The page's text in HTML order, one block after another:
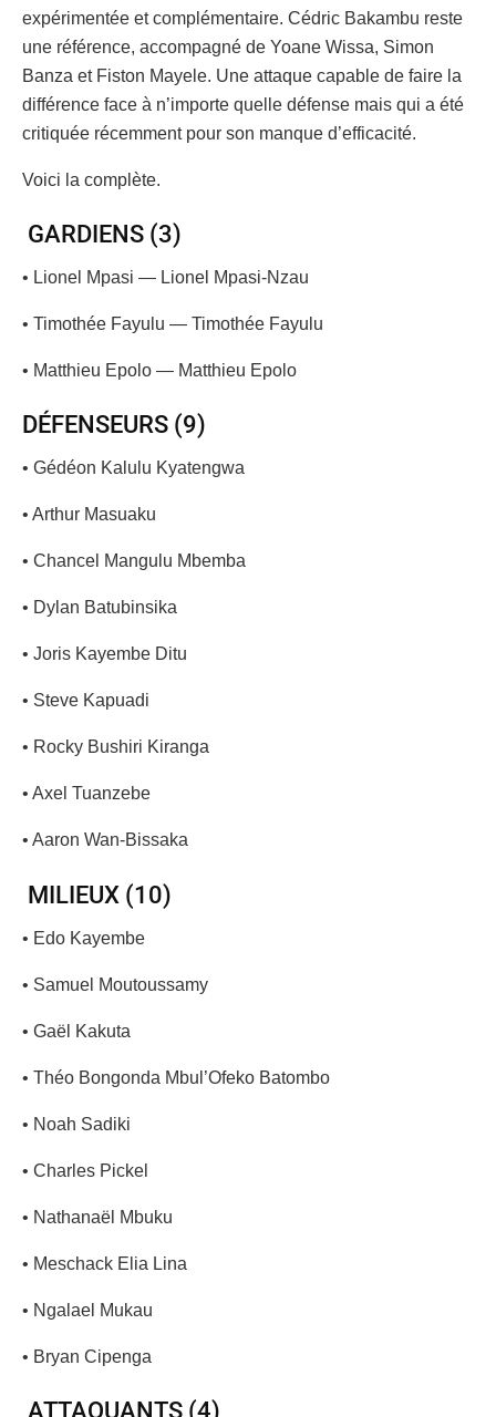
expérimentée et complémentaire. Cédric Bakambu reste
une référence, accompagné de Yoane Wissa, Simon
Banza et Fiston Mayele. Une attaque capable de faire la
différence face à n’importe quelle défense mais qui a été
critiquée récemment pour son manque d’efficacité.
Voici la complète.
GARDIENS (3)
• Lionel Mpasi — Lionel Mpasi-Nzau
• Timothée Fayulu — Timothée Fayulu
• Matthieu Epolo — Matthieu Epolo
DÉFENSEURS (9)
• Gédéon Kalulu Kyatengwa
• Arthur Masuaku
• Chancel Mangulu Mbemba
• Dylan Batubinsika
• Joris Kayembe Ditu
• Steve Kapuadi
• Rocky Bushiri Kiranga
• Axel Tuanzebe
• Aaron Wan-Bissaka
MILIEUX (10)
• Edo Kayembe
• Samuel Moutoussamy
• Gaël Kakuta
• Théo Bongonda Mbul’Ofeko Batombo
• Noah Sadiki
• Charles Pickel
• Nathanaël Mbuku
• Meschack Elia Lina
• Ngalael Mukau
• Bryan Cipenga
ATTAQUANTS (4)